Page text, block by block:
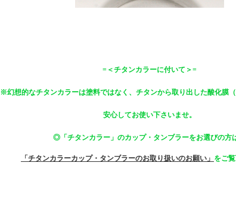
=＜チタンカラーに付いて＞=
※幻想的なチタンカラーは塗料ではなく、チタンから取り出した酸化膜
安心してお使い下さいませ。
◎「チタンカラー」のカップ・タンブラーをお選びの方
「チタンカラーカップ・タンブラーのお取り扱いのお願い」 をご